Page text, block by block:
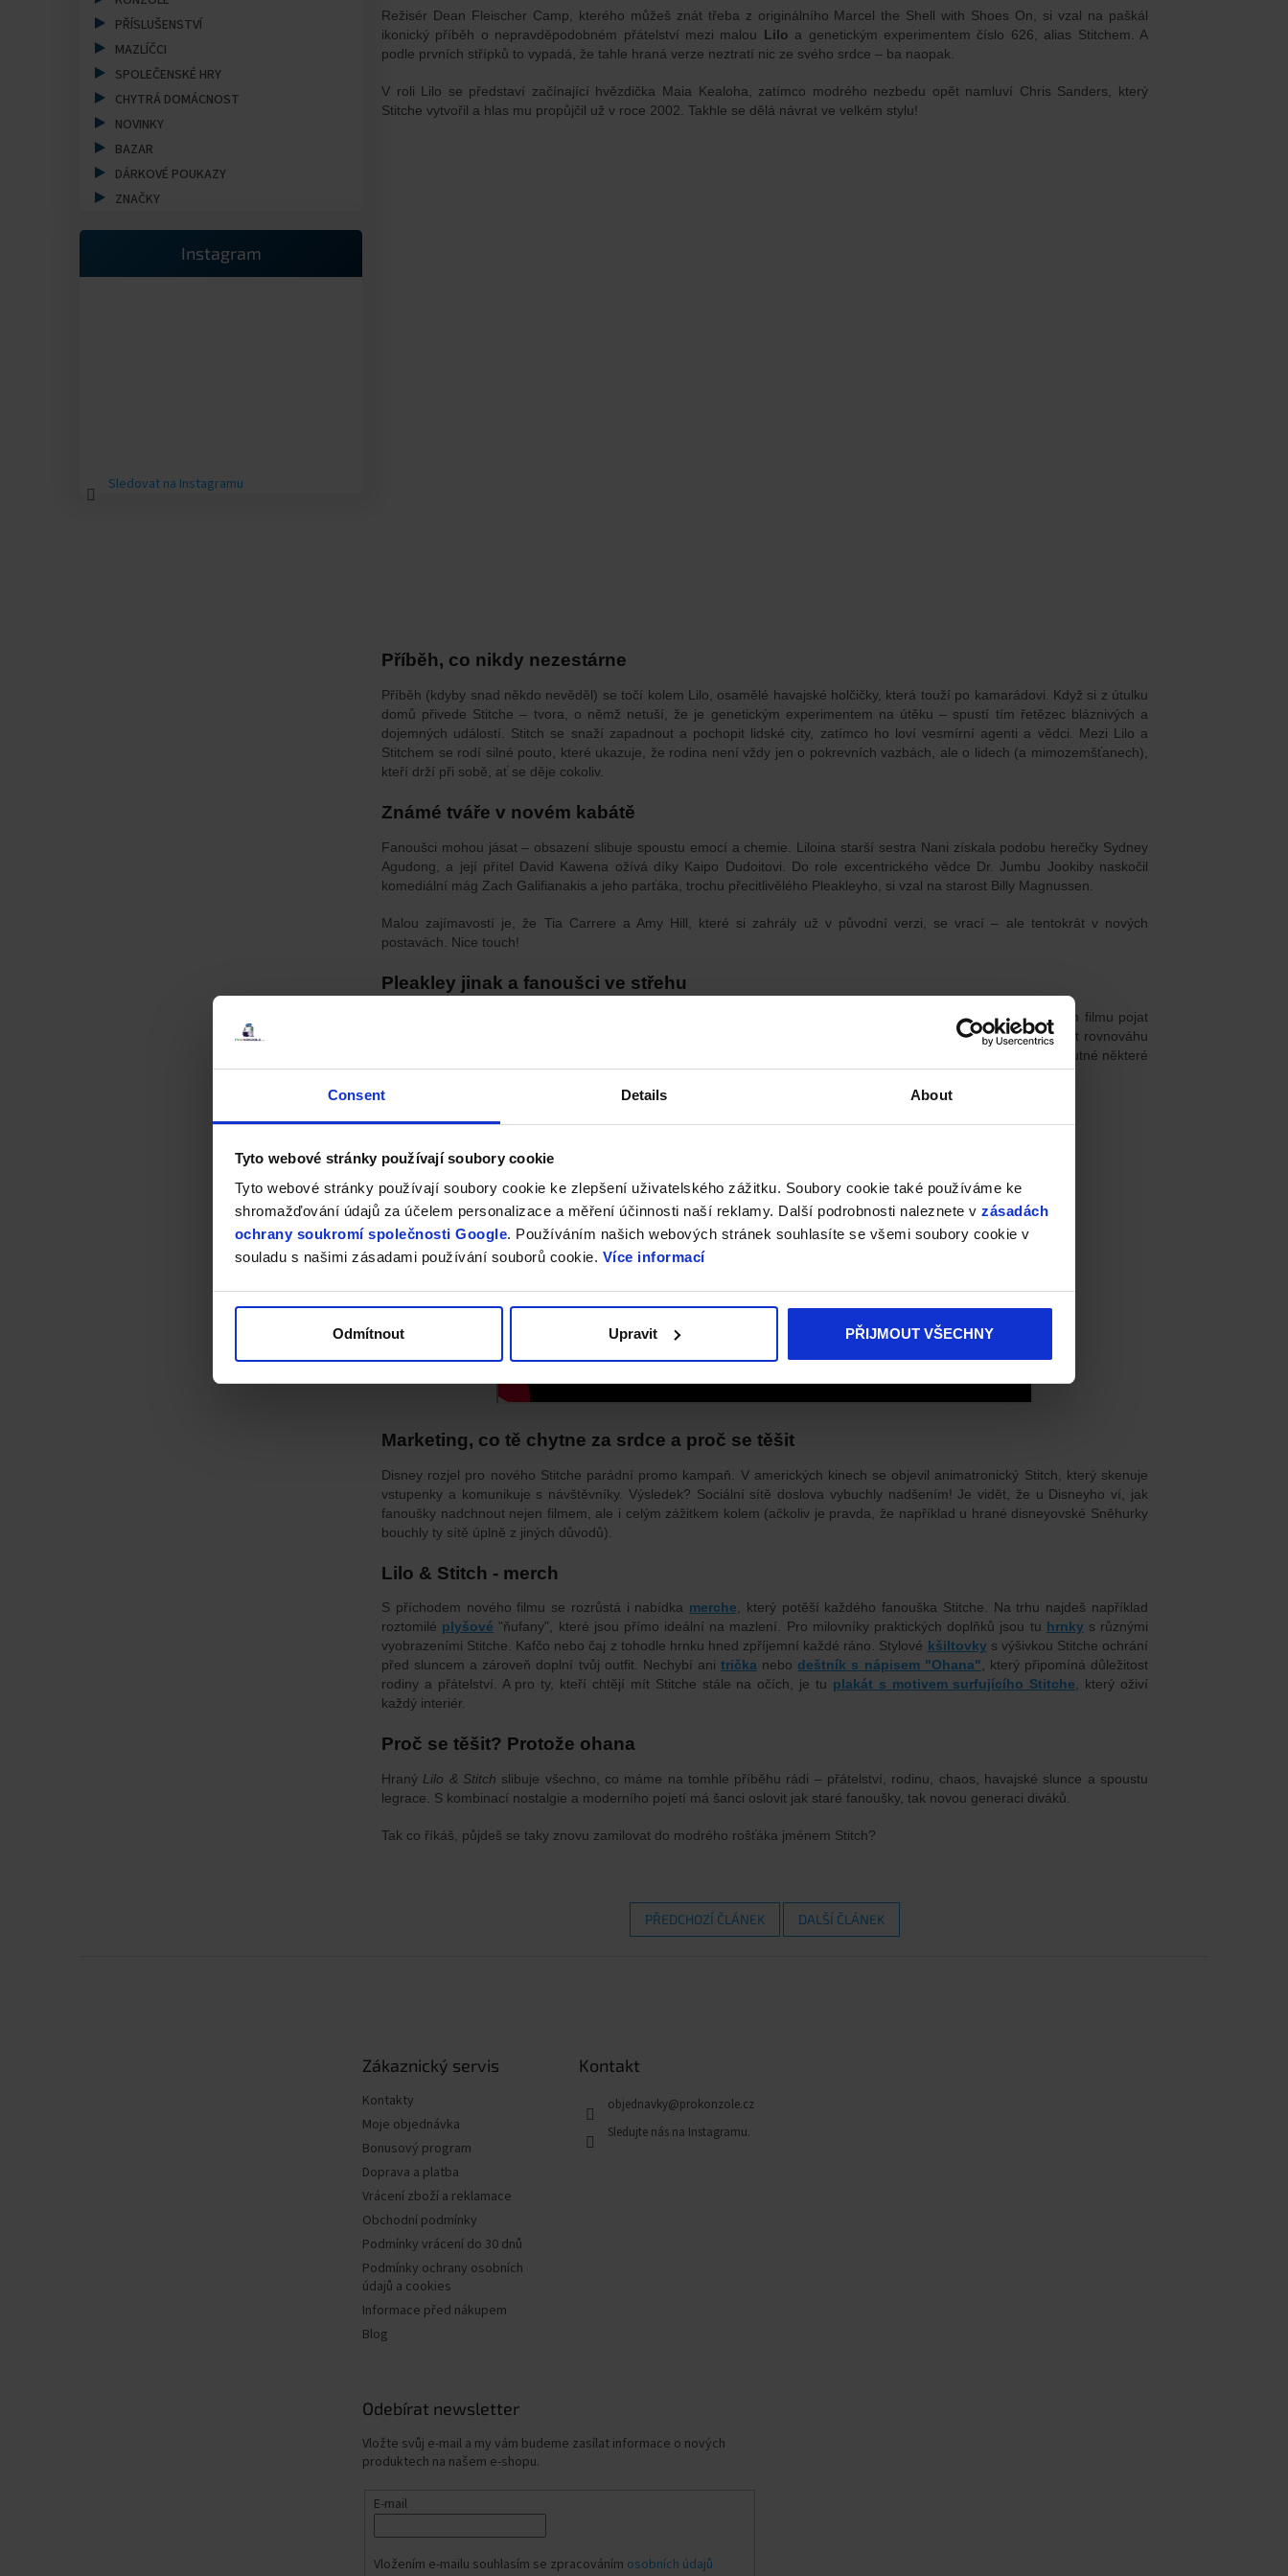
Consent Details About
Tyto webové stránky používají soubory cookie
Tyto webové stránky používají soubory cookie ke zlepšení uživatelského zážitku. Soubory cookie také používáme ke
shromažďování údajů za účelem personalizace a měření účinnosti naší reklamy. Další podrobnosti naleznete v zásadách
ochrany soukromí společnosti Google. Používáním našich webových stránek souhlasíte se všemi soubory cookie v
souladu s našimi zásadami používání souborů cookie. Více informací
Odmítnout Upravit PŘIJMOUT VŠECHNY
PŘÍSLUŠENSTVÍ
MAZLÍČCI
SPOLEČENSKÉ HRY
CHYTRÁ DOMÁCNOST
NOVINKY
BAZAR
DÁRKOVÉ POUKAZY
ZNAČKY
Instagram
Sledovat na Instagramu
Režisér Dean Fleischer Camp, kterého můžeš znát třeba z originálního Marcel the Shell with Shoes On, si vzal na paškál
ikonický příběh o nepravděpodobném přátelství mezi malou Lilo a genetickým experimentem číslo 626, alias Stitchem. A
podle prvních střípků to vypadá, že tahle hraná verze neztratí nic ze svého srdce – ba naopak.
V roli Lilo se představí začínající hvězdička Maia Kealoha, zatímco modrého nezbedu opět namluví Chris Sanders, který
Stitche vytvořil a hlas mu propůjčil už v roce 2002. Takhle se dělá návrat ve velkém stylu!
Příběh, co nikdy nezestárne
Příběh (kdyby snad někdo nevěděl) se točí kolem Lilo, osamělé havajské holčičky, která touží po kamarádovi. Když si z útulku
domů přivede Stitche – tvora, o němž netuší, že je genetickým experimentem na útěku – spustí tím řetězec bláznivých a
dojemných událostí. Stitch se snaží zapadnout a pochopit lidské city, zatímco ho loví vesmírní agenti a vědci. Mezi Lilo a
Stitchem se rodí silné pouto, které ukazuje, že rodina není vždy jen o pokrevních vazbách, ale o lidech (a mimozemšťanech),
kteří drží při sobě, ať se děje cokoliv.
Známé tváře v novém kabátě
Fanoušci mohou jásat – obsazení slibuje spoustu emocí a chemie. Liloina starší sestra Nani získala podobu herečky Sydney
Agudong, a její přítel David Kawena ožívá díky Kaipo Dudoitovi. Do role excentrického vědce Dr. Jumbu Jookiby naskočil
komediální mág Zach Galifianakis a jeho parťáka, trochu přecitlivělého Pleakleyho, si vzal na starost Billy Magnussen.
Malou zajímavostí je, že Tia Carrere a Amy Hill, které si zahrály už v původní verzi, se vrací – ale tentokrát v nových
postavách. Nice touch!
Pleakley jinak a fanoušci ve střehu
Ale ne všechno je jako dřív. Pleakley, známý svými roztodivnými převleky a genderovou hravostí, bude v novém filmu pojat
trochu jinak – bez výrazného prvku převleků. Režisér Camp přiznal, že šlo o složité rozhodnutí a že se snažil najít rovnováhu
mezi respektem k originálu a současným kontextem. U části fanoušků to ale vyvolalo zklamání a otázky, proč je nutné některé
prvky měnit. Jenže víš, jak to je – není člověk ten, aby se zavděčil lidem všem…
Marketing, co tě chytne za srdce a proč se těšit
Disney rozjel pro nového Stitche parádní promo kampaň. V amerických kinech se objevil animatronický Stitch, který skenuje
vstupenky a komunikuje s návštěvníky. Výsledek? Sociální sítě doslova vybuchly nadšením! Je vidět, že u Disneyho ví, jak
fanoušky nadchnout nejen filmem, ale i celým zážitkem kolem (ačkoliv je pravda, že například u hrané disneyovské Sněhurky
bouchly ty sítě úplně z jiných důvodů).
Lilo & Stitch - merch
S příchodem nového filmu se rozrůstá i nabídka merche, který potěší každého fanouška Stitche. Na trhu najdeš například
roztomilé plyšové "ňufany", které jsou přímo ideální na mazlení. Pro milovníky praktických doplňků jsou tu hrnkys různými
vyobrazeními Stitche. Kafčo nebo čaj z tohodle hrnku hned zpříjemní každé ráno. Stylové kšiltovkys výšivkou Stitche ochrání
před sluncem a zároveň doplní tvůj outfit. Nechybí anitrička nebo deštník s nápisem "Ohana", který připomíná důležitost
rodiny a přátelství. A pro ty, kteří chtějí mít Stitche stále na očích, je tu plakát s motivem surfujícího Stitche, který oživí
každý interiér.
Proč se těšit? Protože ohana
Hraný Lilo & Stitch slibuje všechno, co máme na tomhle příběhu rádi – přátelství, rodinu, chaos, havajské slunce a spoustu
legrace. S kombinací nostalgie a moderního pojetí má šanci oslovit jak staré fanoušky, tak novou generaci diváků.
Tak co říkáš, půjdeš se taky znovu zamilovat do modrého rošťáka jménem Stitch?
PŘEDCHOZÍ ČLÁNEK DALŠÍ ČLÁNEK
Zákaznický servis
Kontakty
Moje objednávka
Bonusový program
Doprava a platba
Vrácení zboží a reklamace
Obchodní podmínky
Podmínky vrácení do 30 dnů
Podmínky ochrany osobních
údajů a cookies
Informace před nákupem
Blog
Kontakt
objednavky@prokonzole.cz
Odebírat newsletter
Vložte svůj e-mail a my vám budeme zasílat informace o nových
produktech na našem e-shopu.
E-mail
Vložením e-mailu souhlasím se zpracováním osobních údajů